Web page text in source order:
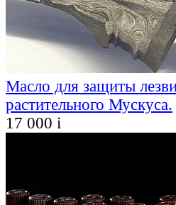
Масло для защиты
растительного Мускуса.
17 000 i